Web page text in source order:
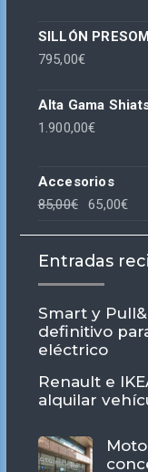
SILLÓN
795,00€
Alta Gama
1.900,00€
Accesorios
85,00€
El
era:
65,00€
es:
Entradas
Smart y
definitivo
eléctrico
Renault e
alquilar